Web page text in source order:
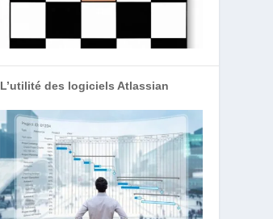
L’utilité des logiciels Atlassian